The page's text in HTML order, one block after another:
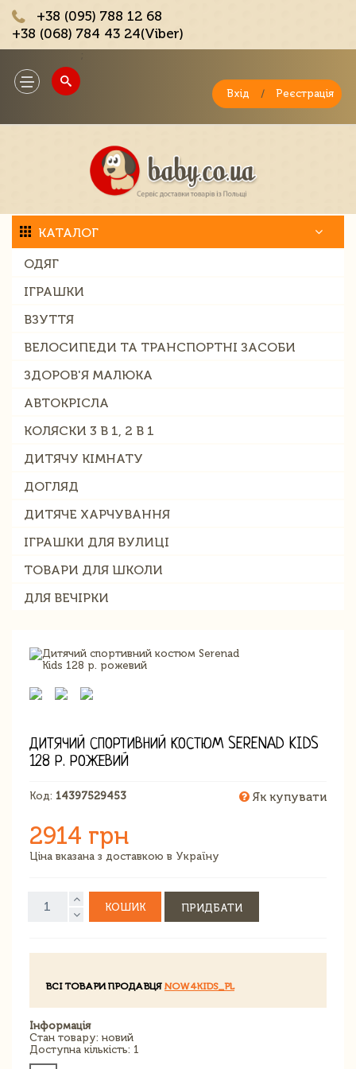
+38 (095) 788 12 68
+38 (068) 784 43 24(Viber)
Toggle
navigation
Вхід / Реєстрація
КАТАЛОГ
ОДЯГ
ІГРАШКИ
ВЗУТТЯ
ВЕЛОСИПЕДИ ТА ТРАНСПОРТНІ ЗАСОБИ
ЗДОРОВ'Я МАЛЮКА
АВТОКРІСЛА
КОЛЯСКИ 3 В 1, 2 В 1
ДИТЯЧУ КІМНАТУ
ДОГЛЯД
ДИТЯЧЕ ХАРЧУВАННЯ
ІГРАШКИ ДЛЯ ВУЛИЦІ
ТОВАРИ ДЛЯ ШКОЛИ
ДЛЯ ВЕЧІРКИ
ДИТЯЧИЙ СПОРТИВНИЙ КОСТЮМ SERENAD KIDS
128 Р. РОЖЕВИЙ
Код: 14397529453 Як купувати
2914 грн
Ціна вказана з доставкою в Україну
КОШИК ПРИДБАТИ
ВСІ ТОВАРИ ПРОДАВЦЯ NOW4KIDS_PL
Інформація
Стан товару: новий
Доступна кількість: 1